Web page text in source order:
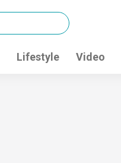
Lifestyle Video